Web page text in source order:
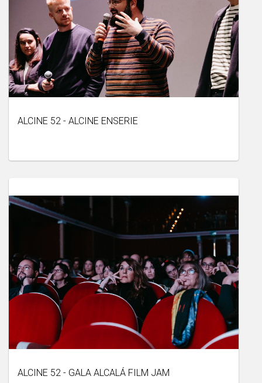
ALCINE 52 - ALCINE ENSERIE
ALCINE 52 - GALA ALCALÁ FILM JAM